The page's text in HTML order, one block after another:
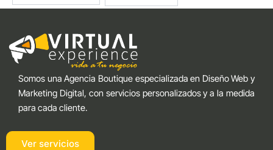
Somos una Agencia Boutique especializada en Diseño Web y
Marketing Digital, con servicios personalizados y a la medida
para cada cliente.
Ver servicios